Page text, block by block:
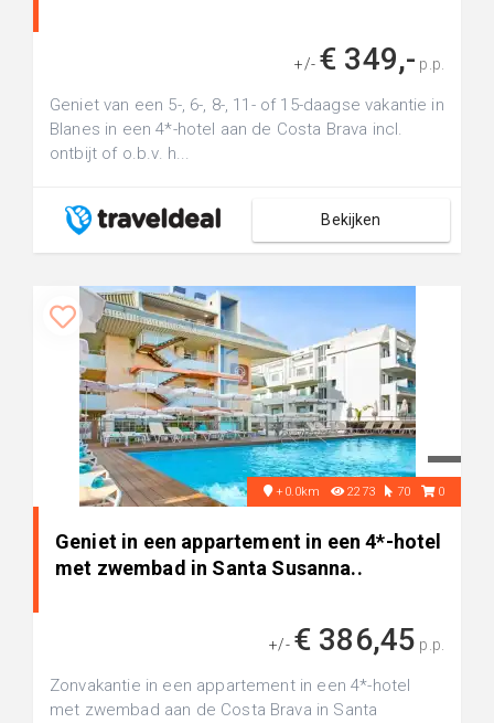
+/- € 349,- p.p.
Geniet van een 5-, 6-, 8-, 11- of 15-daagse vakantie in
Blanes in een 4*-hotel aan de Costa Brava incl.
ontbijt of o.b.v. h...
Bekijken
+0.0km 2273 70 0
Geniet in een appartement in een 4*-hotel
met zwembad in Santa Susanna..
+/- € 386,45 p.p.
Zonvakantie in een appartement in een 4*-hotel
met zwembad aan de Costa Brava in Santa